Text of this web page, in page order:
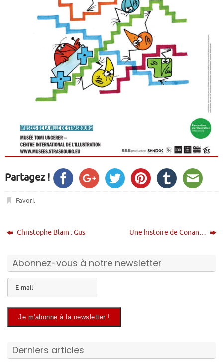
Partagez !
Favori.
Christophe Blain : Gus Une histoire de Conan…
Abonnez-vous à notre newsletter
Derniers articles